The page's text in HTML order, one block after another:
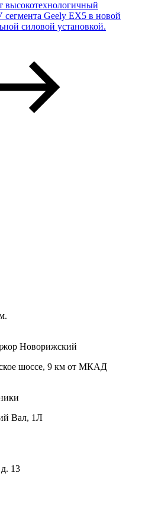
высокотехнологичный
Geely EX5 в новой
силовой установкой.
Новорижский
шоссе, 9 км от МКАД
Вал, 1Л
13